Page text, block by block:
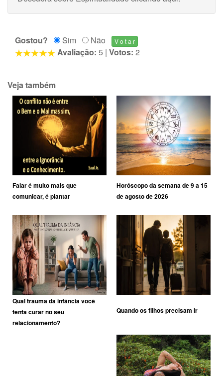
Gostou? Sim
Não
Avaliação: 5 | Votos: 2
Veja também
Falar é muito mais que
comunicar, é plantar
Horóscopo da semana de 9 a 15
de agosto de 2026
Qual trauma da infância você
tenta curar no seu
relacionamento?
Quando os filhos precisam ir